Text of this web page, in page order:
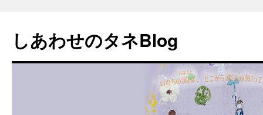
しあわせのタネBlog